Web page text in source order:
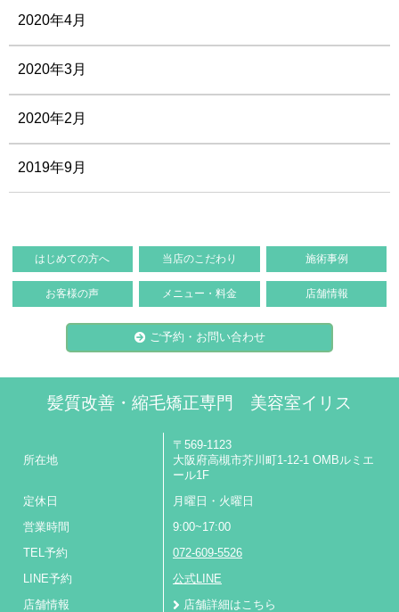
2020年4月
2020年3月
2020年2月
2019年9月
はじめての方へ 当店のこだわり 施術事例
お客様の声 メニュー・料金 店舗情報
ご予約・お問い合わせ
髪質改善・縮毛矯正専門 美容室イリス
所在地
〒569-1123
大阪府高槻市芥川町1-12-1 OMBルミエ
ール1F
定休日 月曜日・火曜日
営業時間 9:00~17:00
TEL予約 072-609-5526
LINE予約 公式LINE
店舗情報 店舗詳細はこちら